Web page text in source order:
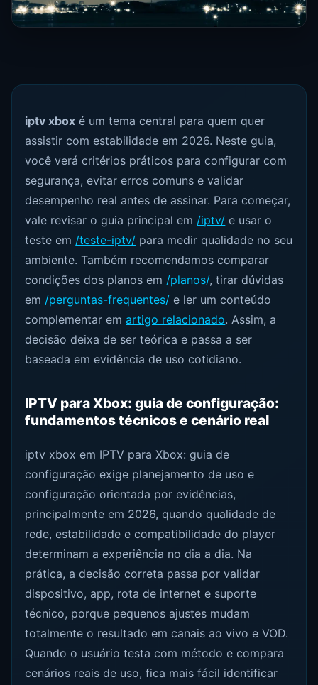
iptv xbox é um tema central para quem quer
assistir com estabilidade em 2026. Neste guia,
você verá critérios práticos para configurar com
segurança, evitar erros comuns e validar
desempenho real antes de assinar. Para começar,
vale revisar o guia principal em /iptv/ e usar o
teste em /teste-iptv/ para medir qualidade no seu
ambiente. Também recomendamos comparar
condições dos planos em /planos/, tirar dúvidas
em /perguntas-frequentes/ e ler um conteúdo
complementar emartigo relacionado. Assim, a
decisão deixa de ser teórica e passa a ser
baseada em evidência de uso cotidiano.
IPTV para Xbox: guia de configuração:
fundamentos técnicos e cenário real
iptv xbox em IPTV para Xbox: guia de
configuração exige planejamento de uso e
configuração orientada por evidências,
principalmente em 2026, quando qualidade de
rede, estabilidade e compatibilidade do player
determinam a experiência no dia a dia. Na
prática, a decisão correta passa por validar
dispositivo, app, rota de internet e suporte
técnico, porque pequenos ajustes mudam
totalmente o resultado em canais ao vivo e VOD.
Quando o usuário testa com método e compara
cenários reais de uso, fica mais fácil identificar